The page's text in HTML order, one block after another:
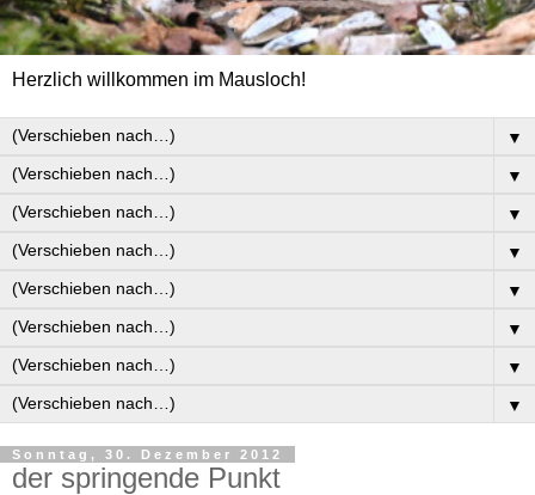
Herzlich willkommen im Mausloch!
▼
▼
▼
▼
▼
▼
▼
▼
Sonntag, 30. Dezember 2012
der springende Punkt